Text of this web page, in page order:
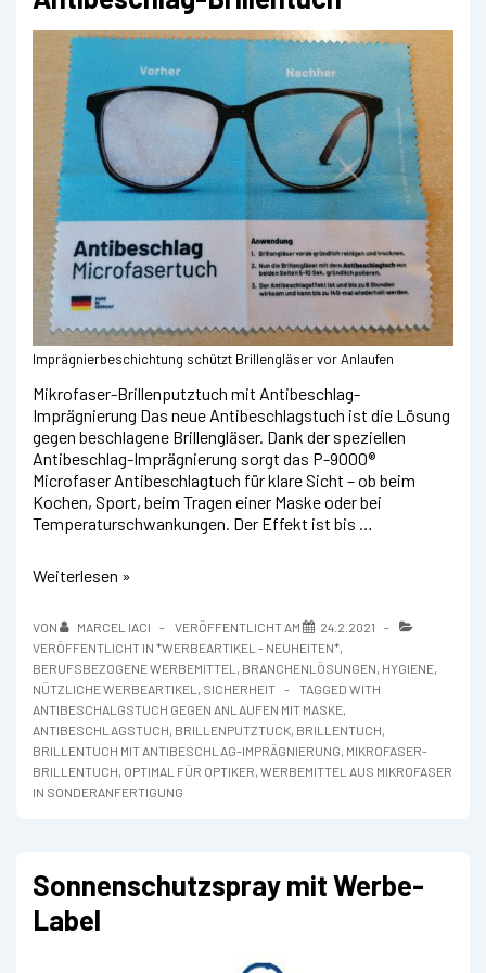
Imprägnierbeschichtung schützt Brillengläser vor Anlaufen
Mikrofaser-Brillenputztuch mit Antibeschlag-
Imprägnierung Das neue Antibeschlagstuch ist die Lösung
gegen beschlagene Brillengläser. Dank der speziellen
Antibeschlag-Imprägnierung sorgt das P-9000®
Microfaser Antibeschlagtuch für klare Sicht – ob beim
Kochen, Sport, beim Tragen einer Maske oder bei
Temperaturschwankungen. Der Effekt ist bis …
Antibeschlag-
Weiterlesen »
VON MARCEL IACI VERÖFFENTLICHT AM
24.2.2021
VERÖFFENTLICHT IN *WERBEARTIKEL - NEUHEITEN*,
BERUFSBEZOGENE WERBEMITTEL , BRANCHENLÖSUNGEN, HYGIENE,
NÜTZLICHE WERBEARTIKEL , SICHERHEIT
TAGGED WITH
ANTIBESCHALGSTUCH GEGEN ANLAUFEN MIT MASKE,
ANTIBESCHLAGSTUCH, BRILLENPUTZTUCK, BRILLENTUCH,
BRILLENTUCH MIT ANTIBESCHLAG-IMPRÄGNIERUNG, MIKROFASER-
BRILLENTUCH, OPTIMAL FÜR OPTIKER, WERBEMITTEL AUS MIKROFASER
IN SONDERANFERTIGUNG
Sonnenschutzspray mit Werbe-
Label